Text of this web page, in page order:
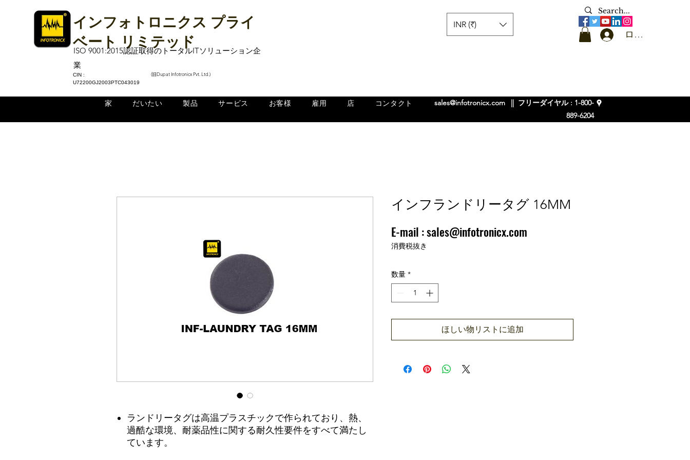
インフォトロニクス プライ
ベート リミテッド
ISO 9001:2015認証取得のトータルITソリューション企
業
CIN :
U72200GJ2003PTC043019
(旧Dupat Infotronicx Pvt. Ltd.)
ログイン
INR (₹)
家 だいたい 製品 サービス お客様 雇用 店 コンタクト sales@infotronicx.com
|| フリーダイヤル : 1-800-
889-6204
ランドリータグは高温プラスチックで作られており、熱、
過酷な環境、耐薬品性に関する耐久性要件をすべて満たし
ています。
インフランドリータグ 16MM
₹0.00価格
消費税抜き
数量 *
ほしい物リストに追加
E-mail :sales@infotronicx.com